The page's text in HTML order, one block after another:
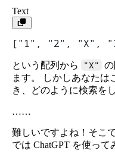
Text
["1", "2", "X",
という配列から "X"
ます。 しかしあなたは
き、どのように検索を
……
難しいですよね！そこ
では ChatGPT を使って